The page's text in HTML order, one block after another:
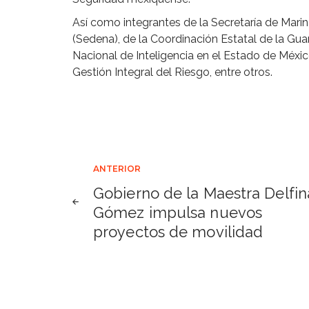
Así como integrantes de la Secretaría de
(Sedena), de la Coordinación Estatal de la
Nacional de Inteligencia en el Estado de
Gestión Integral del Riesgo, entre otros.
Navegación
de
entradas
ANTERIOR
Gobierno de la Maestra
Gómez impulsa nuevos
proyectos de movilidad